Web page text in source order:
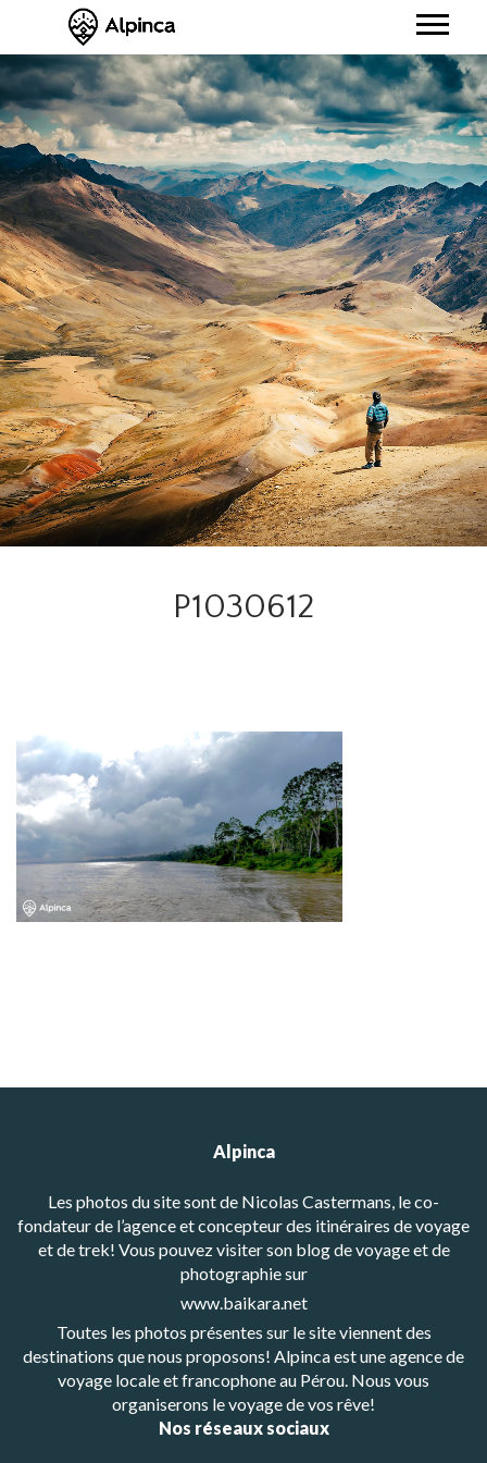
P1030612
Alpinca
Les photos du site sont de Nicolas Castermans, le co-
fondateur de l’agence et concepteur des itinéraires de voyage
et de trek! Vous pouvez visiter son blog de voyage et de
photographie sur
www.baikara.net
Toutes les photos présentes sur le site viennent des
destinations que nous proposons! Alpinca est une agence de
voyage locale et francophone au Pérou. Nous vous
organiserons le voyage de vos rêve!
Nos réseaux sociaux